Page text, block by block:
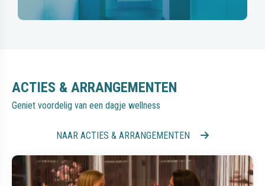
Geniet voordelig van een dagje wellness
NAAR ACTIES & ARRANGEMENTEN